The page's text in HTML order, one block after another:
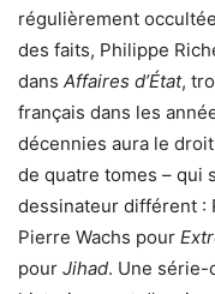
régulièrement
des faits, Philippe
dans Affaires d’État,
français dans les
décennies aura le
de quatre tomes – qui
dessinateur différent :
Pierre Wachs pour
pour Jihad. Une série-